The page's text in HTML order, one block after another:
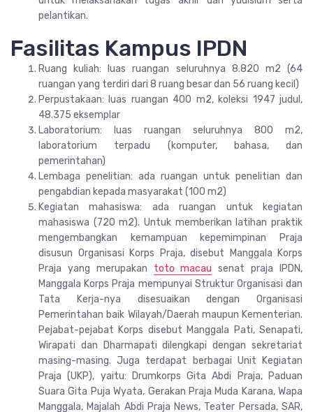
pelantikan.
Fasilitas Kampus IPDN
Ruang kuliah: luas ruangan seluruhnya 8.820 m2 (64
ruangan yang terdiri dari 8 ruang besar dan 56 ruang kecil)
Perpustakaan: luas ruangan 400 m2, koleksi 1947 judul,
48.375 eksemplar
Laboratorium: luas ruangan seluruhnya 800 m2,
laboratorium terpadu (komputer, bahasa, dan
pemerintahan)
Lembaga penelitian: ada ruangan untuk penelitian dan
pengabdian kepada masyarakat (100 m2)
Kegiatan mahasiswa: ada ruangan untuk kegiatan
mahasiswa (720 m2). Untuk memberikan latihan praktik
mengembangkan kemampuan kepemimpinan Praja
disusun Organisasi Korps Praja, disebut Manggala Korps
Praja yang merupakan toto macau senat praja IPDN,
Manggala Korps Praja mempunyai Struktur Organisasi dan
Tata Kerja-nya disesuaikan dengan Organisasi
Pemerintahan baik Wilayah/Daerah maupun Kementerian.
Pejabat-pejabat Korps disebut Manggala Pati, Senapati,
Wirapati dan Dharmapati dilengkapi dengan sekretariat
masing-masing. Juga terdapat berbagai Unit Kegiatan
Praja (UKP), yaitu: Drumkorps Gita Abdi Praja, Paduan
Suara Gita Puja Wyata, Gerakan Praja Muda Karana, Wapa
Manggala, Majalah Abdi Praja News, Teater Persada, SAR,